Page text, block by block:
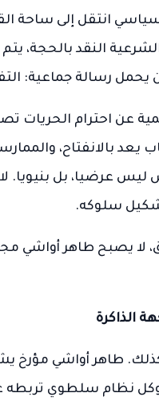
انتقل إلى ساحة
النقد بالحجة،
يحمل رسالة جماعية:
عن احترام الحريات
يعد بالانفتاح،
ليس عرضيا، بل بنيويا. لا
سلوكه.
لا يصبح طاهر أواشي
الذاكرة
طاهر أواشي مؤرخ
وكل نظام سلطوي تربطه